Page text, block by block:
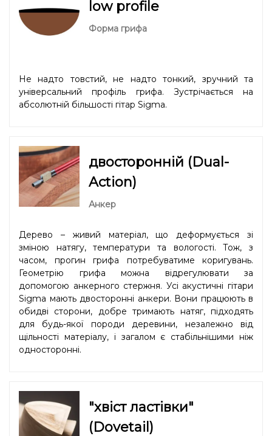
low profile
Форма грифа
Не надто товстий, не надто тонкий, зручний та
універсальний профіль грифа. Зустрічається на
абсолютній більшості гітар Sigma.
двосторонній (Dual-
Action)
Анкер
Дерево – живий матеріал, що деформується зі
зміною натягу, температури та вологості. Тож, з
часом, прогин грифа потребуватиме коригувань.
Геометрію грифа можна відрегулювати за
допомогою анкерного стержня. Усі акустичні гітари
Sigma мають двосторонні анкери. Вони працюють в
обидві сторони, добре тримають натяг, підходять
для будь-якої породи деревини, незалежно від
щільності матеріалу, і загалом є стабільнішими ніж
односторонні.
"хвіст ластівки"
(Dovetail)